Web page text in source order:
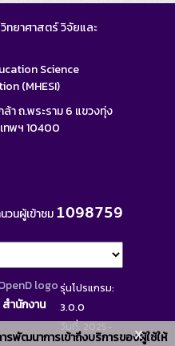
ทยาศาสตร์ วิจัยและ
Science
(MHESI)
า ถ.พระราม 6 แขวงทุ่ง
ทพฯ 10400
วนผู้เข้าชม1098759
ำนักงาน
รุ่นโปรแกรม:
3.0.0
วันที่: 2025-
รพัฒนาการเข้าถึงบริการของผู้ใช้ให้
x